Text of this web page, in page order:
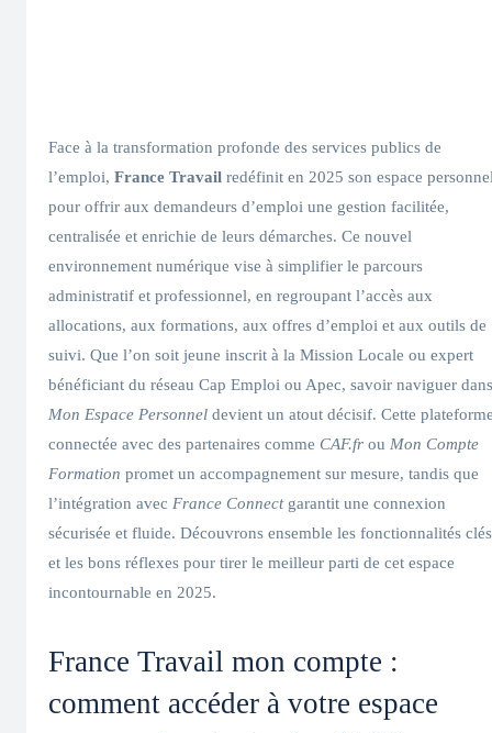
Face à la transformation profonde des services publics de
l’emploi, France Travail redéfinit en 2025 son espace
pour offrir aux demandeurs d’emploi une gestion facilitée,
centralisée et enrichie de leurs démarches. Ce nouvel
environnement numérique vise à simplifier le parcours
administratif et professionnel, en regroupant l’accès aux
allocations, aux formations, aux offres d’emploi et aux outils de
suivi. Que l’on soit jeune inscrit à la Mission Locale ou expert
bénéficiant du réseau Cap Emploi ou Apec, savoir naviguer dans
Mon Espace Personnel devient un atout décisif. Cette
connectée avec des partenaires comme CAF.fr ou Mon Compte
Formation promet un accompagnement sur mesure, tandis que
l’intégration avec France Connectgarantit une connexion
sécurisée et fluide. Découvrons ensemble les fonctionnalités clés
et les bons réflexes pour tirer le meilleur parti de cet espace
incontournable en 2025.
France Travail mon compte :
comment accéder à votre espace